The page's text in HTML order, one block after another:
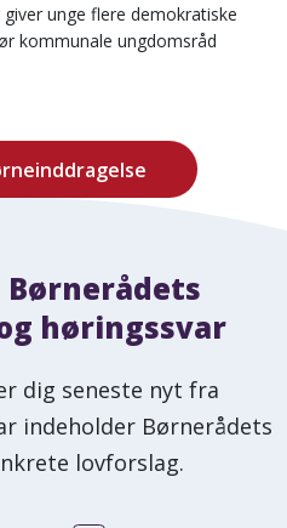
unge flere demokratiske
kommunale ungdomsråd
høringssvar
dig seneste nyt fra
indeholder Børnerådets
lovforslag.